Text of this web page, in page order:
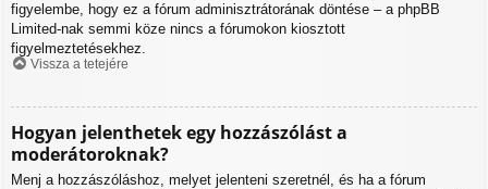
figyelembe, hogy ez a fórum adminisztrátorának döntése – a phpBB
Limited-nak semmi köze nincs a fórumokon kiosztott
figyelmeztetésekhez.
Vissza a tetejére
Hogyan jelenthetek egy hozzászólást a
moderátoroknak?
Menj a hozzászóláshoz, melyet jelenteni szeretnél, és ha a fórum